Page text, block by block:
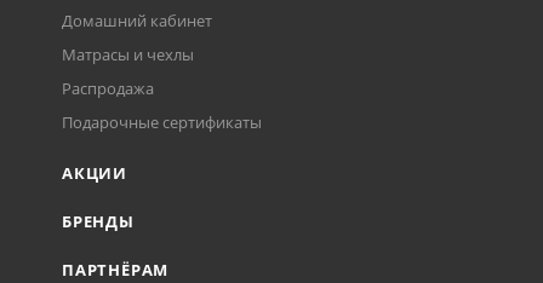
Домашний кабинет
Матрасы и чехлы
Распродажа
Подарочные сертификаты
АКЦИИ
БРЕНДЫ
ПАРТНЁРАМ